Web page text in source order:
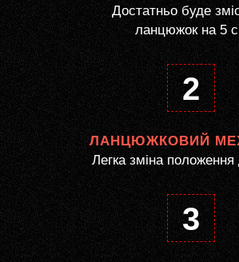
Достатньо буде
ланцюжок на 5
2
ЛАНЦЮЖКОВИЙ
Легка зміна положення
3